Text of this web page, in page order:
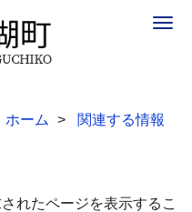
ホーム 関連する情報
れたページを表示するこ